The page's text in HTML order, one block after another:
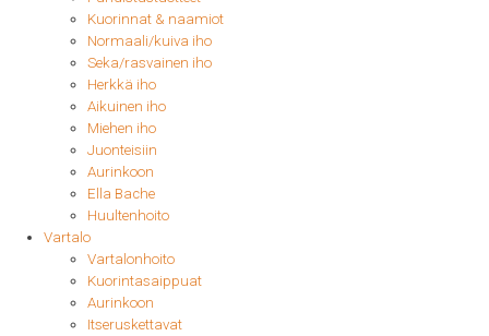
Kuorinnat & naamiot
Normaali/kuiva iho
Seka/rasvainen iho
Herkkä iho
Aikuinen iho
Miehen iho
Juonteisiin
Aurinkoon
Ella Bache
Huultenhoito
Vartalo
Vartalonhoito
Kuorintasaippuat
Aurinkoon
Itseruskettavat